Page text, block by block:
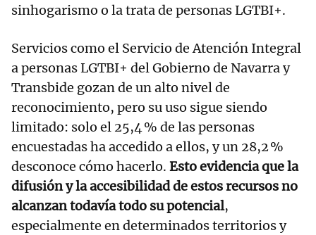
sinhogarismo o la trata de personas LGTBI+.
Servicios como el Servicio de Atención Integral
a personas LGTBI+ del Gobierno de Navarra y
Transbide gozan de un alto nivel de
reconocimiento, pero su uso sigue siendo
limitado: solo el 25,4 % de las personas
encuestadas ha accedido a ellos, y un 28,2 %
desconoce cómo hacerlo. Esto evidencia que la
difusión y la accesibilidad de estos recursos no
alcanzan todavía todo su potencial,
especialmente en determinados territorios y